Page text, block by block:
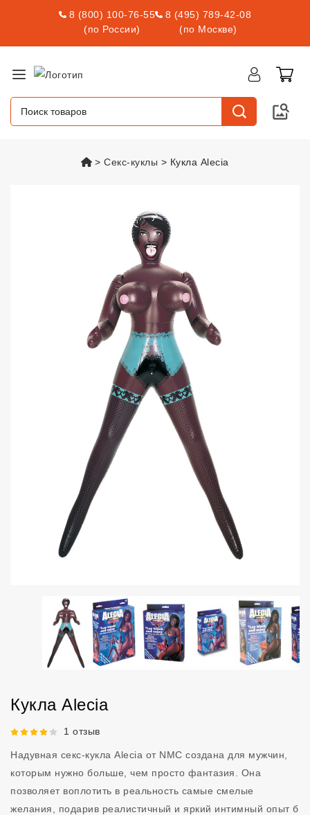
8 (800) 100-76-55
(по России)
8 (495) 789-42-08
(по Москве)
vsexshop.ru
Секс-куклы Кукла Alecia
Кукла Alecia
Рейтинг 4 из 5.1 отзыв
Надувная секс-кукла Alecia от NMC создана для мужчин,
которым нужно больше, чем просто фантазия. Она
позволяет воплотить в реальность самые смелые
желания, подарив реалистичный и яркий интимный опыт б